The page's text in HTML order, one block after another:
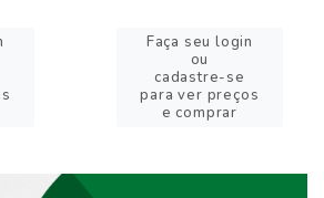
Faça seu login
ou
cadastre-se
para ver preços
e comprar